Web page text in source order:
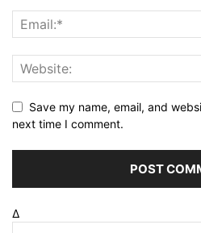
Save my name, email, and
next time I comment.
Δ